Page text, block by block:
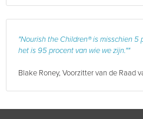
"Nourish the Children® is misschien 5
het is 95 procent van wie we zijn.""
Blake Roney, Voorzitter van de Raad